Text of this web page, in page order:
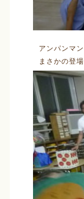
アンパンマ
まさかの登